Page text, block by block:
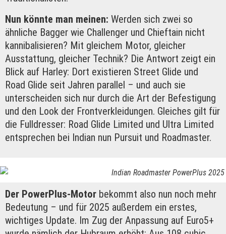
Nun könnte man meinen: Werden sich zwei so
ähnliche Bagger wie Challenger und Chieftain nicht
kannibalisieren? Mit gleichem Motor, gleicher
Ausstattung, gleicher Technik? Die Antwort zeigt ein
Blick auf Harley: Dort existieren Street Glide und
Road Glide seit Jahren parallel – und auch sie
unterscheiden sich nur durch die Art der Befestigung
und den Look der Frontverkleidungen. Gleiches gilt für
die Fulldresser: Road Glide Limited und Ultra Limited
entsprechen bei Indian nun Pursuit und Roadmaster.
Indian Roadmaster PowerPlus 2025
Der PowerPlus-Motor bekommt also nun noch mehr
Bedeutung – und für 2025 außerdem ein erstes,
wichtiges Update. Im Zug der Anpassung auf Euro5+